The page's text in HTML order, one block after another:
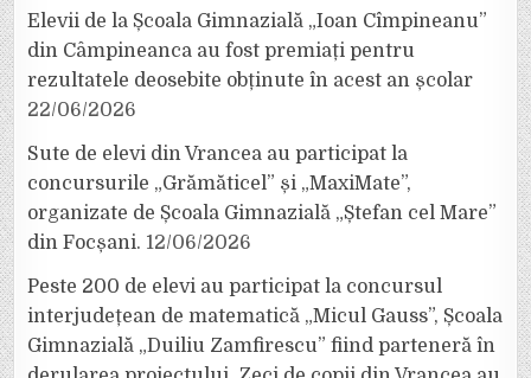
Elevii de la Școala Gimnazială „Ioan Cîmpineanu”
din Câmpineanca au fost premiați pentru
rezultatele deosebite obținute în acest an școlar
22/06/2026
Sute de elevi din Vrancea au participat la
concursurile „Grămăticel” și „MaxiMate”,
organizate de Școala Gimnazială „Ștefan cel Mare”
din Focșani. 12/06/2026
Peste 200 de elevi au participat la concursul
interjudețean de matematică „Micul Gauss”, Școala
Gimnazială „Duiliu Zamfirescu” fiind parteneră în